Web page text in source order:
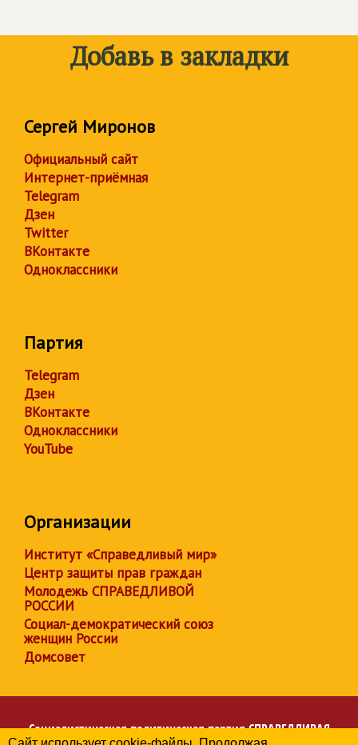
Добавь в закладки
Сергей Миронов
Официальный сайт
Интернет-приёмная
Telegram
Дзен
Twitter
ВКонтакте
Одноклассники
Партия
Telegram
Дзен
ВКонтакте
Одноклассники
YouTube
Организации
Институт «Справедливый мир»
Центр защиты прав граждан
Молодежь СПРАВЕДЛИВОЙ
РОССИИ
Социал-демократический союз
женщин России
Домсовет
Социалистическая политическая партияСПРАВЕДЛИВАЯ